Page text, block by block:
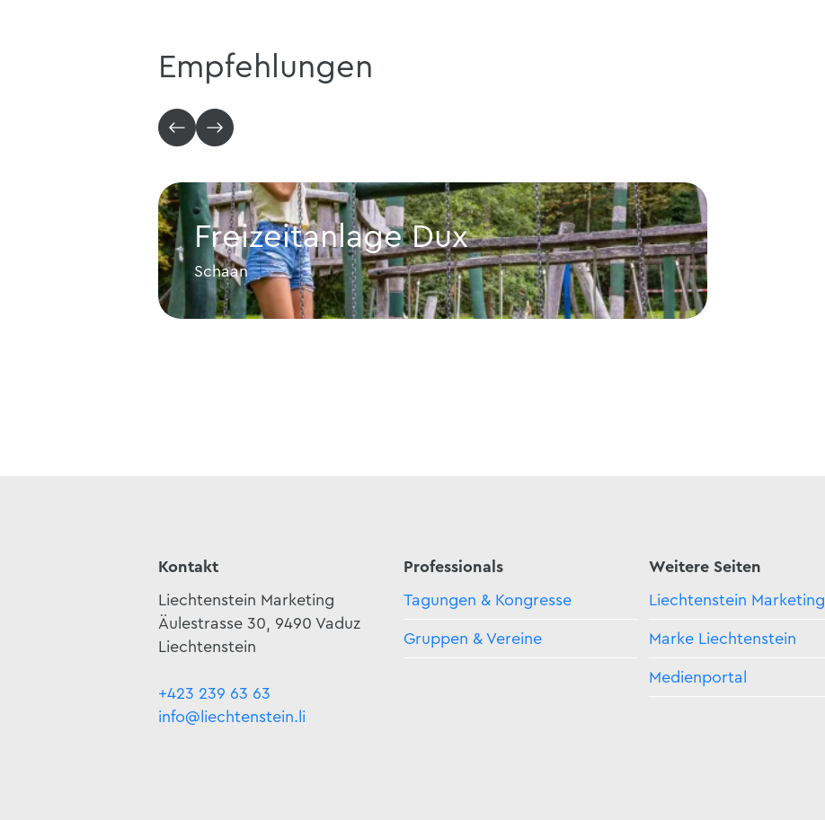
Empfehlungen
Freizeitanlage Dux
Schaan
Freizeitanlage Dux
Kontakt
Liechtenstein Marketing
Äulestrasse 30, 9490 Vaduz
Liechtenstein
+423 239 63 63
info@liechtenstein.li
Professionals
Tagungen & Kongresse
Gruppen & Vereine
Weitere Seiten
Liechtenstein Marketing
Marke Liechtenstein
Medienportal